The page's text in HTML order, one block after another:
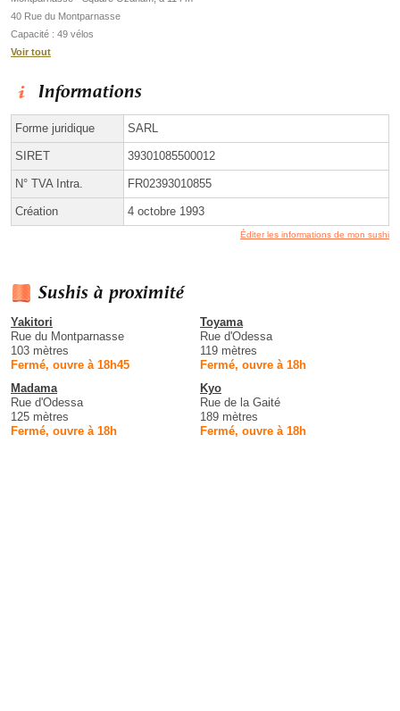
40 Rue du Montparnasse
Capacité : 49 vélos
Voir tout
Informations
Forme juridique SARL
SIRET 39301085500012
N° TVA Intra. FR02393010855
Création 4 octobre 1993
Éditer les informations de mon sushi
Sushis à proximité
Yakitori
Rue du Montparnasse
103 mètres
Fermé, ouvre à 18h45
Toyama
Rue d'Odessa
119 mètres
Fermé, ouvre à 18h
Madama
Rue d'Odessa
125 mètres
Fermé, ouvre à 18h
Kyo
Rue de la Gaité
189 mètres
Fermé, ouvre à 18h